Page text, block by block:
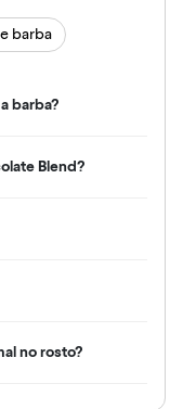
barba
barba?
Blend?
no rosto?